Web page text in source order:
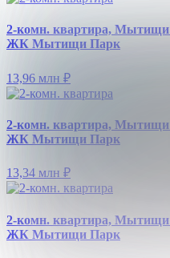
2-комн. квартира, Мытищи
ЖК Мытищи Парк
13,96 млн ₽
2-комн. квартира, Мытищи
ЖК Мытищи Парк
13,34 млн ₽
2-комн. квартира, Мытищи
ЖК Мытищи Парк